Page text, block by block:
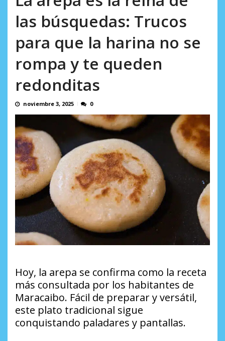
las búsquedas: Trucos
para que la harina no se
rompa y te queden
redonditas
noviembre 3, 2025 0
Hoy, la arepa se confirma como la receta
más consultada por los habitantes de
Maracaibo. Fácil de preparar y versátil,
este plato tradicional sigue
conquistando paladares y pantallas.